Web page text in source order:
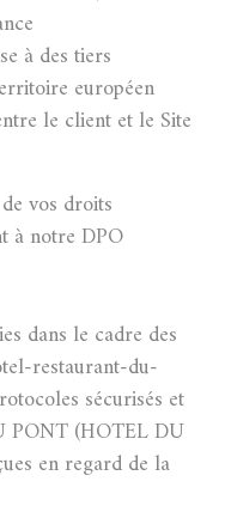
à des tiers
européen
le client et le Site
vos droits
à notre DPO
dans le cadre des
restaurant-du-
sécurisés et
PONT (HOTEL DU
en regard de la